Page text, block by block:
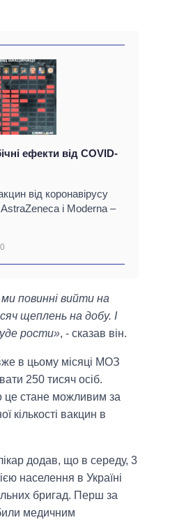
ефекти від COVID-
від коронавірусу
і Moderna –
повинні вийти на
щеплень на добу. І
рости», - сказав він.
в цьому місяці МОЗ
250 тисяч осіб.
стане можливим за
кількості вакцин в
додав, що в середу, 3
населення в Україні
бригад. Перш за
медичним